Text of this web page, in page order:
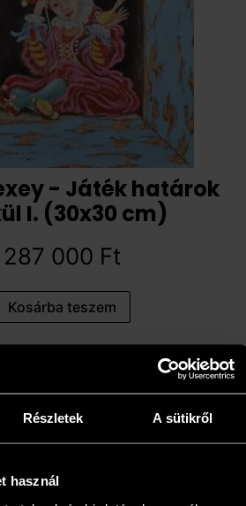
Részletek A sütikről
használ
- Játék határok
I. (30x30 cm)
287 000 Ft
Kosárba teszem